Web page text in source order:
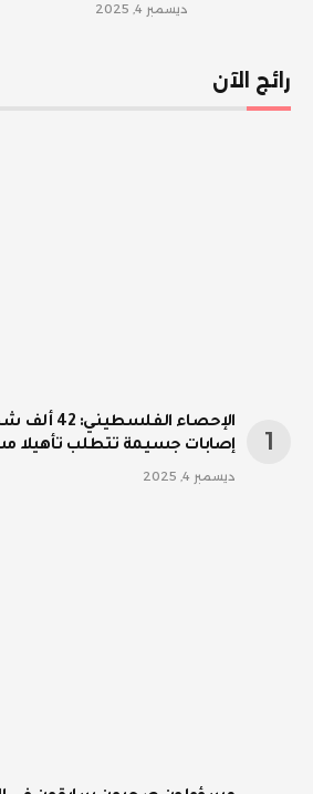
ديسمبر 4, 2025
رائج الآن
الإحصاء
إصابات جسيمة تتطلب تأهيلا
ديسمبر 4, 2025